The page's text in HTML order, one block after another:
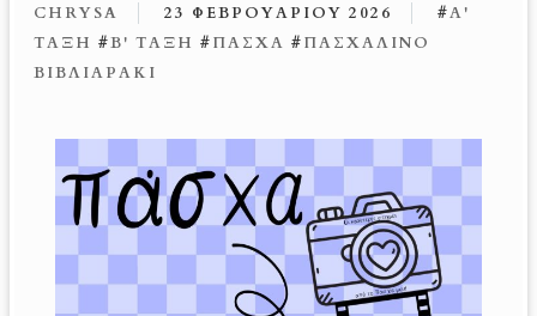
CHRYSA 23 ΦΕΒΡΟΥΑΡΊΟΥ 2026 #Α'
ΤΆΞΗ #Β' ΤΆΞΗ #ΠΆΣΧΑ #ΠΑΣΧΑΛΙΝΌ
ΒΙΒΛΙΑΡΆΚΙ